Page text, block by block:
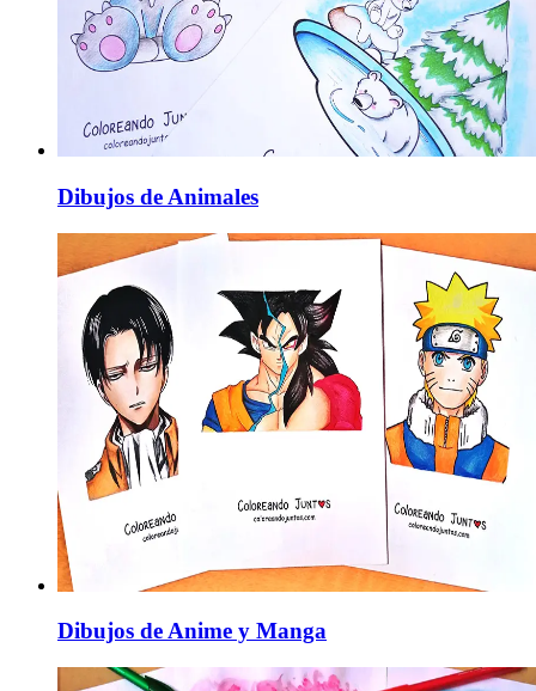
Dibujos de Animales
Dibujos de Anime y Manga